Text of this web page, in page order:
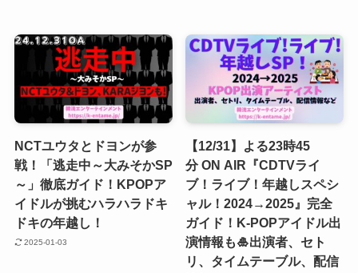
NCTユウタとドヨンが参
戦！「逃走中～大みそかSP
～」徹底ガイド！KPOPア
イドルが挑むハラハラドキ
ドキの年越し！
2025-01-03
【12/31】よる23時45
分 ON AIR『CDTVライ
ブ！ライブ！年越しスペシ
ャル！2024→2025』完全
ガイド！K-POPアイドル出
演情報も🎍出演者、セト
リ、タイムテーブル、配信